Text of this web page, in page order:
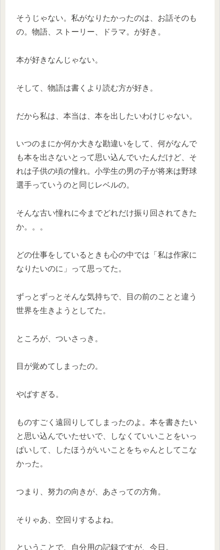
そうじゃない。私がなりたかったのは、お話そのも
の。物語、ストーリー、ドラマ。が好き。
本が好きなんじゃない。
そして、物語は書くより読む方が好き。
だから私は、本当は、本を出したいわけじゃない。
いつのまにか何か大きな勘違いをして、何がなんで
も本を出さないとって思い込んでいたんだけど、そ
れは子供の頃の憧れ。小学生の男の子が将来は野球
選手っていうのと同じレベルの。
そんな古い憧れに今までどれだけ振り回されてきた
か。。。
どの仕事をしているときも心の中では「私は作家に
なりたいのに」って思ってた。
ずっとずっとそんな気持ちで、目の前のことと違う
世界を生きようとしてた。
ところが、ついさっき。
目が覚めてしまったの。
やばすぎる。
ものすごく遠回りしてしまったのよ。本を書きたい
と思い込んでいたせいで、しなくていいことをいっ
ぱいして、したほうがいいことをちゃんとしてこな
かった。
つまり、努力の向きが、あさっての方角。
そりゃあ、空回りするよね。
ということで、自分用の記録ですが、今日。